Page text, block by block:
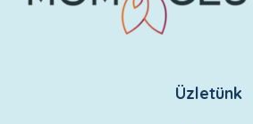
Üzletünk